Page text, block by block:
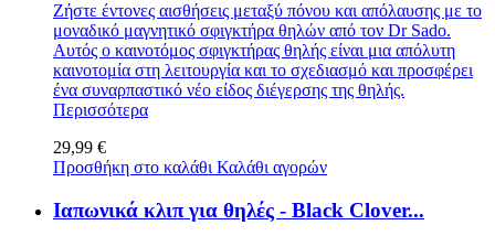
Ζήστε έντονες αισθήσεις μεταξύ πόνου και απόλαυσης με το
μοναδικό μαγνητικό σφιγκτήρα θηλών από τον Dr Sado.
Αυτός ο καινοτόμος σφιγκτήρας θηλής είναι μια απόλυτη
καινοτομία στη λειτουργία και το σχεδιασμό και προσφέρει
ένα συναρπαστικό νέο είδος διέγερσης της θηλής.
Περισσότερα
29,99 €
Προσθήκη στο καλάθι Καλάθι αγορών
Ιαπωνικά κλιπ για θηλές - Black Clover...